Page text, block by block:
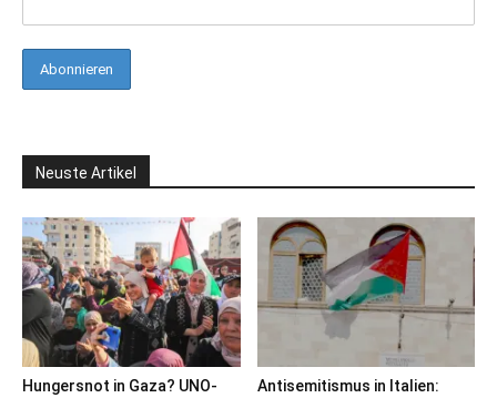
Neuste Artikel
Hungersnot in Gaza? UNO-
Antisemitismus in Italien: